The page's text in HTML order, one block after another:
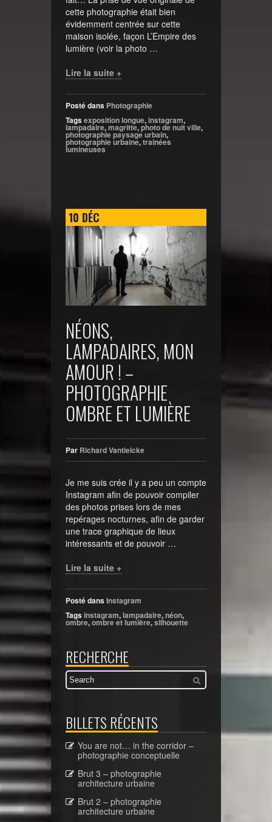
cette photographie était bien
évidemment centrée sur cette
maison isolée, façon L’Empire des
lumière (voir la photo …
Lire la suite +
Posté dans Photographie
Tagsexposition longue,instagram,
lampadaire,magritte,photo de nuit ville,
photographie paysage urbain,
photographie urbaine,trainées
lumineuses
10 DÉC
NÉONS,
LAMPADAIRES, MON
AMOUR ! –
PHOTOGRAPHIE
OMBRE ET LUMIÈRE
Par Richard Vantielcke
Je me suis crée il y a peu un compte
Instagram afin de pouvoir compiler
des photos prises lors de mes
repérages nocturnes, afin de garder
une trace graphique de lieux
intéressants et de pouvoir …
Lire la suite +
Posté dansInstagram
Tagsinstagram,lampadaire,néon,
ombre,ombre et lumière,silhouette
RECHERCHE
BILLETS RÉCENTS
You are not… in the corridor –
photographie conceptuelle
Brut 3 – photographie
architecture urbaine
Brut 2 – photographie
architecture urbaine